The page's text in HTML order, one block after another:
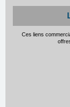
Ces liens